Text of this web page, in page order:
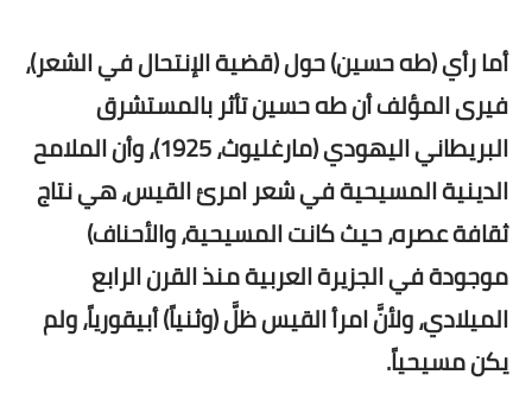
أما رأي (طه حسين) حول (قضية الإنتحال في الشعر)،
فيرى المؤلف أن طه حسين تأثر بالمستشرق
البريطاني اليهودي (مارغليوث، 1925)، وأن الملامح
الدينية المسيحية في شعر امرئ القيس، هي نتاج
ثقافة عصره، حيث كانت المسيحية، والأحناف)
موجودة في الجزيرة العربية منذ القرن الرابع
الميلادي، ولأنَّ امرأ القيس ظلَّ (وثنياً) أبيقورياً، ولم
يكن مسيحياً.